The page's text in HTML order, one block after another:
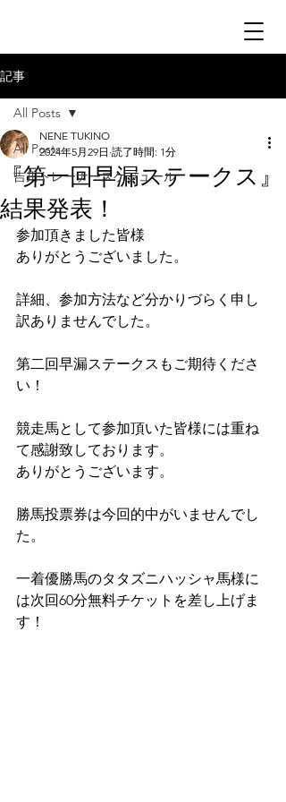
記事
All Posts
吉川トレーナースケジュール
All Posts
『第一回早漏ステークス』
結果発表！
NENE TUKINO
2024年5月29日 読了時間: 1分
参加頂きました皆様
ありがとうございました。
詳細、参加方法など分かりづらく申し
訳ありませんでした。
第二回早漏ステークスもご期待くださ
い！
競走馬として参加頂いた皆様には重ね
て感謝致しております。
ありがとうございます。
勝馬投票券は今回的中がいませんでし
た。
一着優勝馬のタタズニハッシャ馬様に
は次回60分無料チケットを差し上げま
す！